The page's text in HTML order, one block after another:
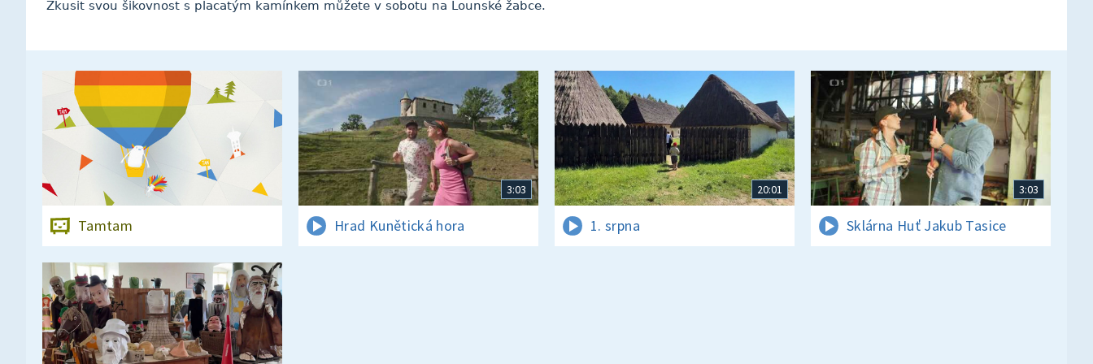
Zkusit svou šikovnost s placatým kamínkem můžete v sobotu na Lounské žabce.
Tamtam
3:03
Hrad Kunětická hora
20:01
1. srpna
3:03
Sklárna Huť Jakub Tasice